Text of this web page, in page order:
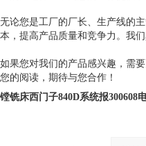
无论您是工厂的厂长、生产线的
本，提高产品质量和竞争力。我
如果您对我们的产品感兴趣，需
您的阅读，期待与您合作！
镗铣床西门子840D系统报300608